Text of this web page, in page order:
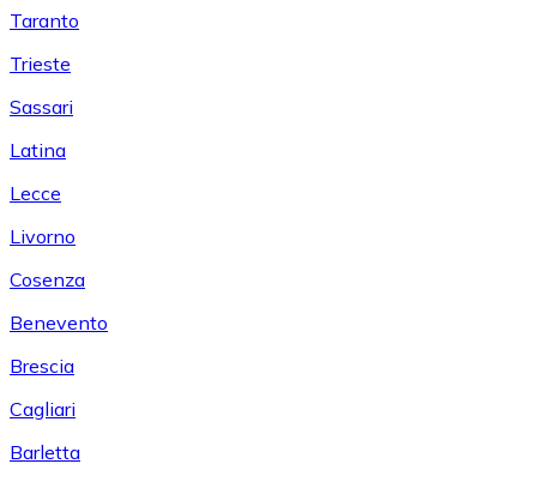
Taranto
Trieste
Sassari
Latina
Lecce
Livorno
Cosenza
Benevento
Brescia
Cagliari
Barletta